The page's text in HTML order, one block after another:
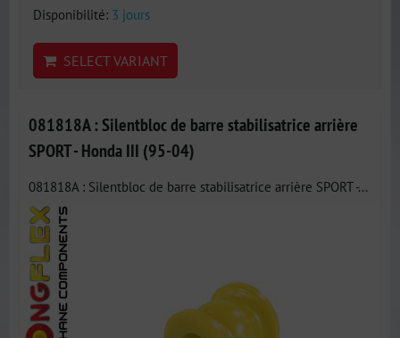
Disponibilité: 3 jours
SELECT VARIANT
081818A : Silentbloc de barre stabilisatrice arrière
SPORT - Honda III (95-04)
081818A : Silentbloc de barre stabilisatrice arrière SPORT -...